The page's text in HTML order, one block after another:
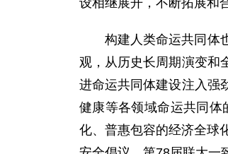
设相继展开，不断拓展和
构建人类命运共同体
观，从历史长周期演变和
进命运共同体建设注入强
健康等各领域命运共同体
化、普惠包容的经济全球